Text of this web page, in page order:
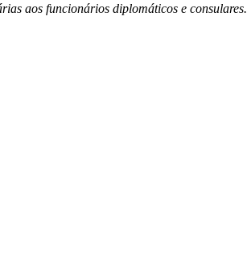
aos funcionários diplomáticos e consulares.